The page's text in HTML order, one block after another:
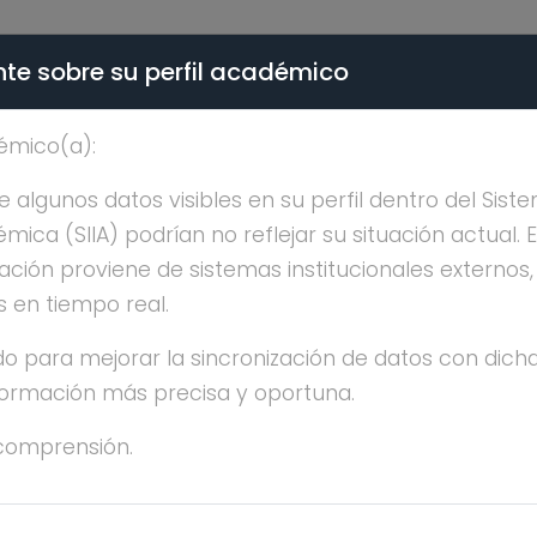
- PÚBLICO
MARIA GALLARDO
sobre su perfil académico
algunos datos visibles en su perfil dentro del
(SIIA) podrían no reflejar su situación actual.
proviene de sistemas institucionales
en tiempo real.
para mejorar la sincronización de datos con
más precisa y oportuna.